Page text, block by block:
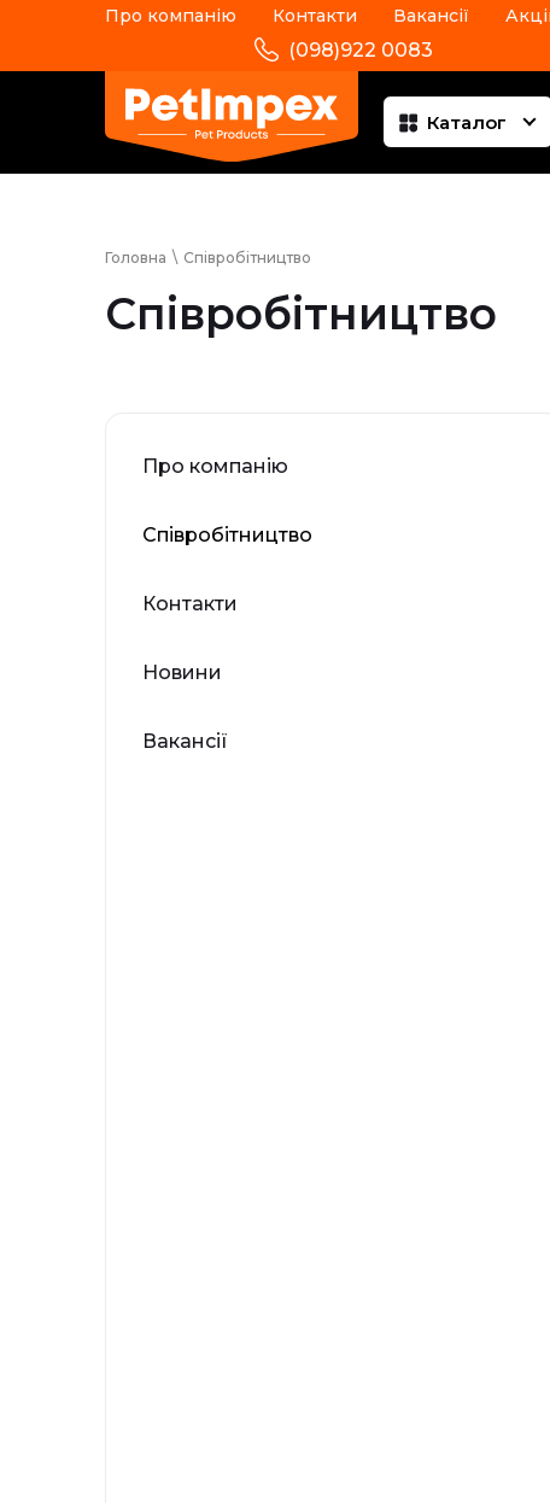
Про компанію Контакти Вакансії
(098)922 0083
Каталог
Головна \ Співробітництво
Співробітництво
Про компанію
Співробітництво
Контакти
Новини
Вакансії